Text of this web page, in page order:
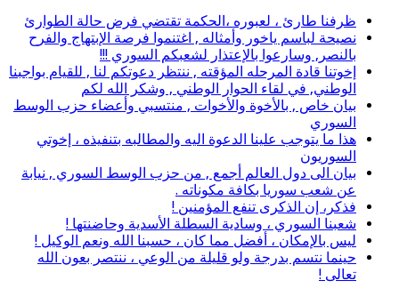
ظرفنا طارئ ، لعبوره ،الحكمة تقتضي فرض حالة الطوارئ
نصيحة لباسم ياخور وأمثاله , اغتنموا فرصة الإبتهاج والفرح
بالنصر, وسارعوا بالإعتذار لشعبكم السوري !!!
إخوتنا قادة المرحله المؤقته , ننتظر دعوتكم لنا , للقيام بواجبنا
الوطني, في لقاء الحوار الوطني , وشكر الله لكم
بيان خاص , بالأخوة والأخوات , منتسبي وأعضاء حزب الوسط
السوري
هذا ما يتوجب علينا الدعوة اليه والمطالبه بتنفيذه ، إخوتي
السوريون
بيان الى دول العالم أجمع , من حزب الوسط السوري , نيابة
عن شعب سوريا بكافة مكوناته .
فذكر، إن الذكرى تنفع المؤمنين !
شعبنا السوري ، وسادية السطلة الأسدية وحاضنتها !
ليس بالإمكان ، أفضل مما كان ، حسبنا الله ونعم الوكيل !
حينما نتسم بدرجة ولو قليلة من الوعي ، ننتصر بعون الله
تعالى !